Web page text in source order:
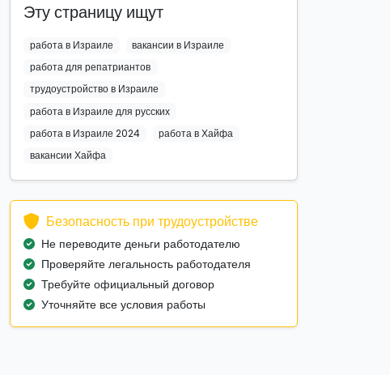
Эту страницу ищут
работа в Израиле
вакансии в Израиле
работа для репатриантов
трудоустройство в Израиле
работа в Израиле для русских
работа в Израиле 2024
работа в Хайфа
вакансии Хайфа
Безопасность при трудоустройстве
Не переводите деньги работодателю
Проверяйте легальность работодателя
Требуйте официальный договор
Уточняйте все условия работы